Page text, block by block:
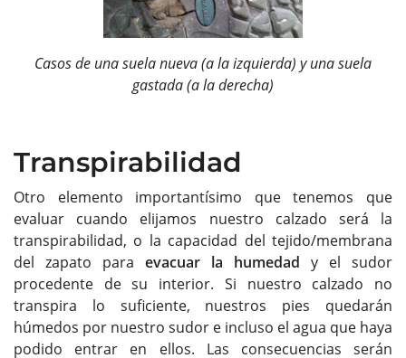
Casos de una suela nueva (a la izquierda) y una suela
gastada (a la derecha)
Transpirabilidad
Otro elemento importantísimo que tenemos que
evaluar cuando elijamos nuestro calzado será la
transpirabilidad, o la capacidad del tejido/membrana
del zapato para evacuar la humedad y el sudor
procedente de su interior. Si nuestro calzado no
transpira lo suficiente, nuestros pies quedarán
húmedos por nuestro sudor e incluso el agua que haya
podido entrar en ellos. Las consecuencias serán